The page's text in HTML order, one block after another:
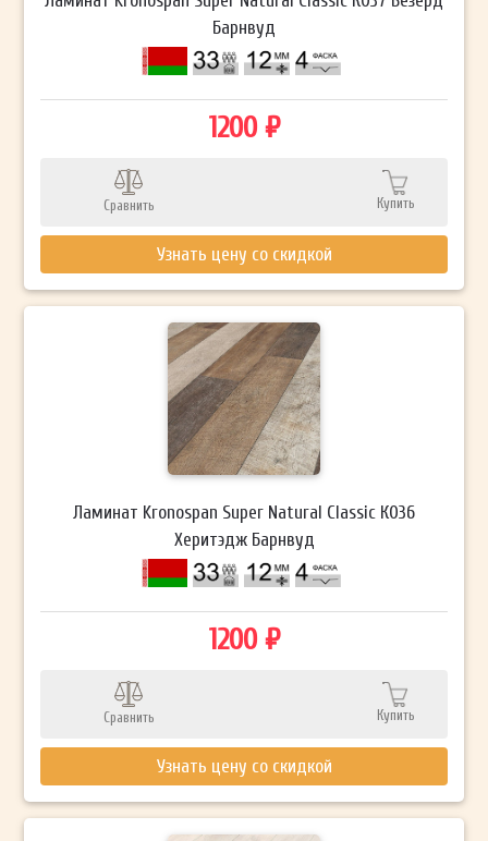
Барнвуд
1200 ₽
Сравнить Купить
Узнать цену со скидкой
Ламинат Kronospan Super Natural Classic К036
Херитэдж Барнвуд
1200 ₽
Сравнить Купить
Узнать цену со скидкой